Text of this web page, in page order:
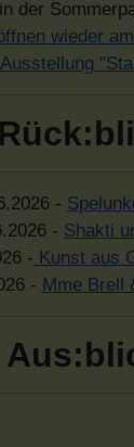
in der
wieder
-
- Shakti
- Kunst aus
- Mme Brell